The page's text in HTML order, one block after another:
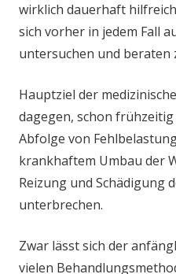
wirklich dauerhaft
sich vorher in jedem Fall
untersuchen und beraten
Hauptziel der
dagegen, schon
Abfolge von
krankhaftem Umbau der
Reizung und Schädigung
unterbrechen.
Zwar lässt sich der
vielen